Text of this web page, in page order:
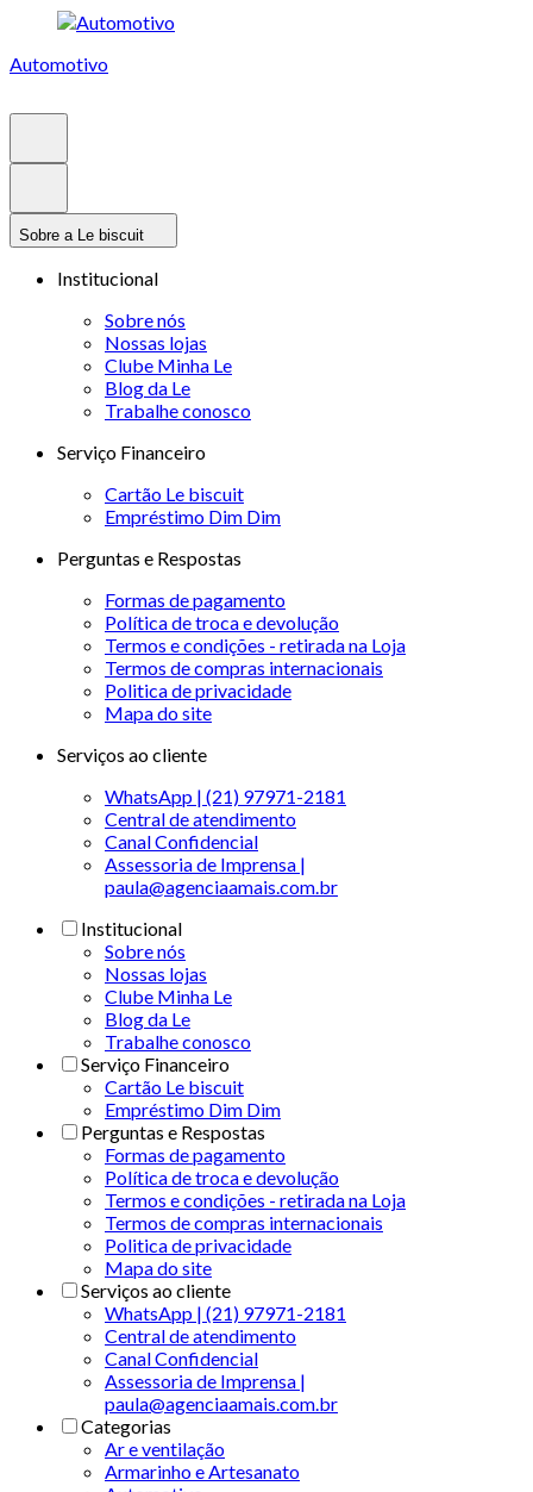
Automotivo
Sobre a Le biscuit
Institucional
Sobre nós
Nossas lojas
Clube Minha Le
Blog da Le
Trabalhe conosco
Serviço Financeiro
Cartão Le biscuit
Empréstimo Dim Dim
Perguntas e Respostas
Formas de pagamento
Política de troca e devolução
Termos e condições - retirada na Loja
Termos de compras internacionais
Politica de privacidade
Mapa do site
Serviços ao cliente
WhatsApp | (21) 97971-2181
Central de atendimento
Canal Confidencial
Assessoria de Imprensa |
paula@agenciaamais.com.br
Institucional
Sobre nós
Nossas lojas
Clube Minha Le
Blog da Le
Trabalhe conosco
Serviço Financeiro
Cartão Le biscuit
Empréstimo Dim Dim
Perguntas e Respostas
Formas de pagamento
Política de troca e devolução
Termos e condições - retirada na Loja
Termos de compras internacionais
Politica de privacidade
Mapa do site
Serviços ao cliente
WhatsApp | (21) 97971-2181
Central de atendimento
Canal Confidencial
Assessoria de Imprensa |
paula@agenciaamais.com.br
Categorias
Ar e ventilação
Armarinho e Artesanato